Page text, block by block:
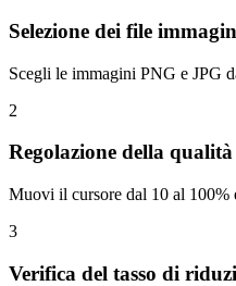
Selezione dei file
Scegli le immagini PNG e JPG
2
Regolazione della qualità
Muovi il cursore dal 10 al 100%
3
Verifica del tasso di